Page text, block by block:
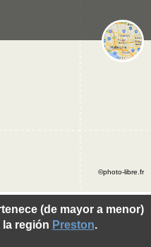
(de mayor a menor)
región Preston.
©photo-libre.fr